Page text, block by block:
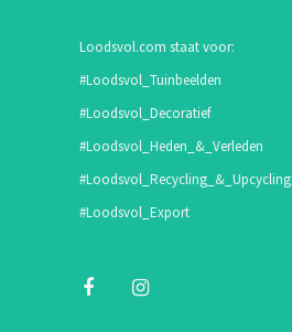
Loodsvol.com staat voor:
#Loodsvol_Tuinbeelden
#Loodsvol_Decoratief
#Loodsvol_Heden_&_Verleden
#Loodsvol_Recycling_&_Upcycling
#Loodsvol_Export